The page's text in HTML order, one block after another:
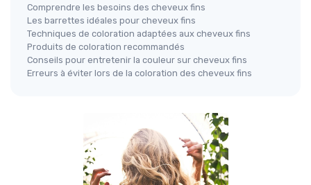
Comprendre les besoins des cheveux fins
Les barrettes idéales pour cheveux fins
Techniques de coloration adaptées aux cheveux fins
Produits de coloration recommandés
Conseils pour entretenir la couleur sur cheveux fins
Erreurs à éviter lors de la coloration des cheveux fins